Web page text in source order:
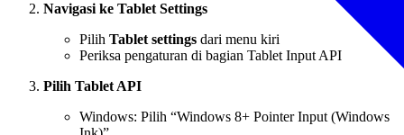
Navigasi ke Tablet Settings
Pilih Tablet settings dari menu kiri
Periksa pengaturan di bagian Tablet Input API
Pilih Tablet API
Windows: Pilih “Windows 8+ Pointer Input (Windows